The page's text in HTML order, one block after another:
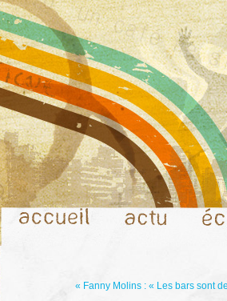
« Fanny Molins : « Les bars sont